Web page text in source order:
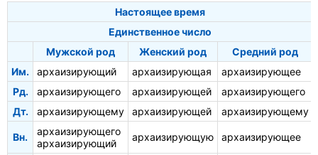
Настоящее время
Единственное число
Мужской род
Женский род
Средний род
Им.
архаизирующий архаизирующая
архаизирующее
Рд.
архаизирующего архаизирующей
архаизирующего
Дт.
архаизирующему архаизирующей архаизирующему
Вн.
архаизирующего
архаизирующий
архаизирующую архаизирующее